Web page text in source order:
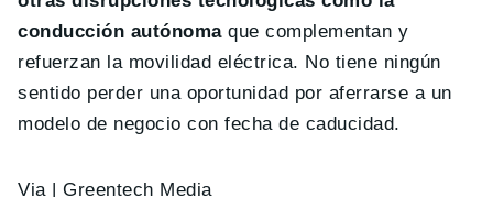
conducción autónomaque complementan y
refuerzan la movilidad eléctrica. No tiene ningún
sentido perder una oportunidad por aferrarse a un
modelo de negocio con fecha de caducidad.
Via | Greentech Media